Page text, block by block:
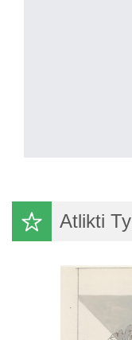
Atlikti